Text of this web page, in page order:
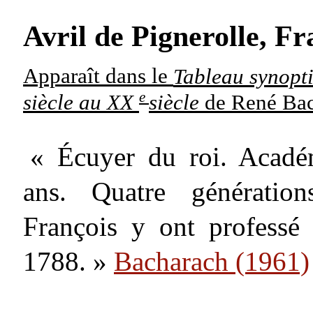
Avril de Pignerolle,
Apparaît dans le Tableau
siècle au XX e siècle de René
« Écuyer du roi.
ans. Quatre
François y ont
1788. » Bacharach (1961)